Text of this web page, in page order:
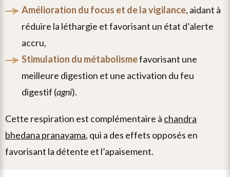
amélioration du focus et de la vigilance, aidant à
réduire la léthargie et favorisant un état d’alerte
accru,
stimulation du métabolismefavorisant une
meilleure digestion et une activation du feu
digestif (agni).
cette respiration est complémentaire à chandra
bhedana pranayama, qui a des effets opposés en
favorisant la détente et l’apaisement.